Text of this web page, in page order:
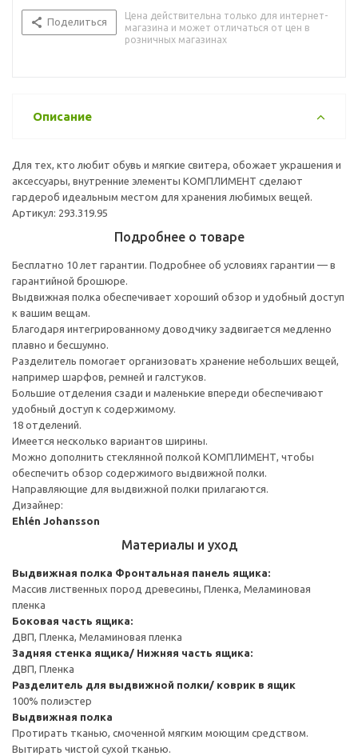
Поделиться
Цена действительна только для интернет-
магазина и может отличаться от цен в
розничных магазинах
Описание
Для тех, кто любит обувь и мягкие свитера, обожает украшения и
аксессуары, внутренние элементы КОМПЛИМЕНТ сделают
гардероб идеальным местом для хранения любимых вещей.
Артикул: 293.319.95
Подробнее о товаре
Бесплатно 10 лет гарантии. Подробнее об условиях гарантии — в
гарантийной брошюре.
Выдвижная полка обеспечивает хороший обзор и удобный доступ
к вашим вещам.
Благодаря интегрированному доводчику задвигается медленно
плавно и бесшумно.
Разделитель помогает организовать хранение небольших вещей,
например шарфов, ремней и галстуков.
Большие отделения сзади и маленькие впереди обеспечивают
удобный доступ к содержимому.
18 отделений.
Имеется несколько вариантов ширины.
Можно дополнить стеклянной полкой КОМПЛИМЕНТ, чтобы
обеспечить обзор содержимого выдвижной полки.
Направляющие для выдвижной полки прилагаются.
Дизайнер:
Ehlén Johansson
Материалы и уход
Выдвижная полка Фронтальная панель ящика:
Массив лиственных пород древесины, Пленка, Меламиновая
пленка
Боковая часть ящика:
ДВП, Пленка, Меламиновая пленка
Задняя стенка ящика/ Нижняя часть ящика:
ДВП, Пленка
Разделитель для выдвижной полки/ коврик в ящик
100% полиэстер
Выдвижная полка
Протирать тканью, смоченной мягким моющим средством.
Вытирать чистой сухой тканью.